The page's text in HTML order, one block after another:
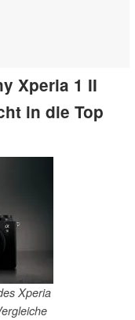
Xperia 1 II
in die Top
Xperia